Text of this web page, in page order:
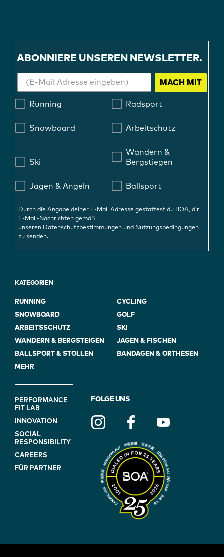
ABONNIERE UNSEREN NEWSLETTER.
MACH MIT
Running Radsport
Snowboard Arbeitschutz
Ski
Wandern &
Bergstiegen
Jagen & Angeln Ballsport
Durch die Angabe deiner E-Mail Adresse gestattest du BOA, dir
E-Mail-Nachrichten gemäß
unseren Datenschutzbestimmungen und Nutzungsbedingungen
zu senden.
KATEGORIEN
RUNNING
CYCLING
SNOWBOARD
GOLF
ARBEITSSCHUTZ
SKI
WANDERN & BERGSTEIGEN
JAGEN & FISCHEN
BALLSPORT & STOLLEN
BANDAGEN & ORTHESEN
MEHR
FOOTER
NAVIGATION
(ON
BLUE)
PERFORMANCE
FIT LAB
INNOVATION
SOCIAL
RESPONSIBILITY
CAREERS
FÜR PARTNER
FOLGE UNS